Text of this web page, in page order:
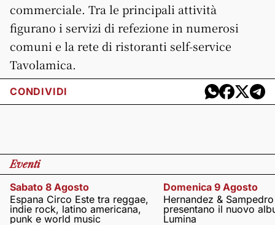
commerciale. Tra le principali attività
figurano i servizi di refezione in numerosi
comuni e la rete di ristoranti self-service
Tavolamica.
CONDIVIDI
Eventi
Sabato 8 Agosto
Espana Circo Este tra reggae,
indie rock, latino americana,
punk e world music
Domenica 9 Agosto
Hernandez & Sampedro
presentano il nuovo
Lumina